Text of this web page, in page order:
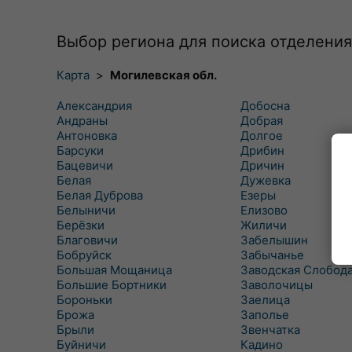
Выбор региона для поиска отделения
Карта > Могилевская обл.
Александрия
Андраны
Антоновка
Барсуки
Бацевичи
Белая
Белая Дуброва
Белыничи
Берёзки
Благовичи
Бобруйск
Большая Мощаница
Большие Бортники
Бороньки
Брожа
Брыли
Буйничи
Добосна
Добрая
Долгое
Дрибин
Дричин
Дужевка
Езеры
Елизово
Жиличи
Забелышин
Забычанье
Заводская
Заволочицы
Заелица
Заполье
Звенчатка
Кадино